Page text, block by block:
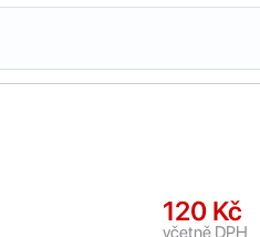
120 Kč
včetně DPH